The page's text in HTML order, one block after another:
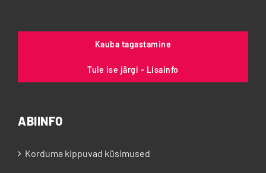
Kauba tagastamine
Tule ise järgi - Lisainfo
ABIINFO
Korduma kippuvad küsimused